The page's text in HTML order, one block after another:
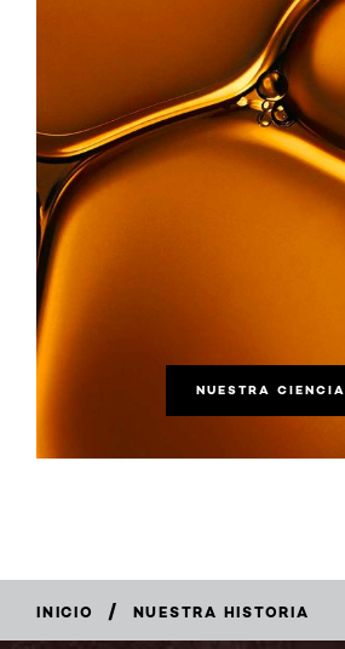
NUESTRA CIENCIA
INICIO / NUESTRA HISTORIA